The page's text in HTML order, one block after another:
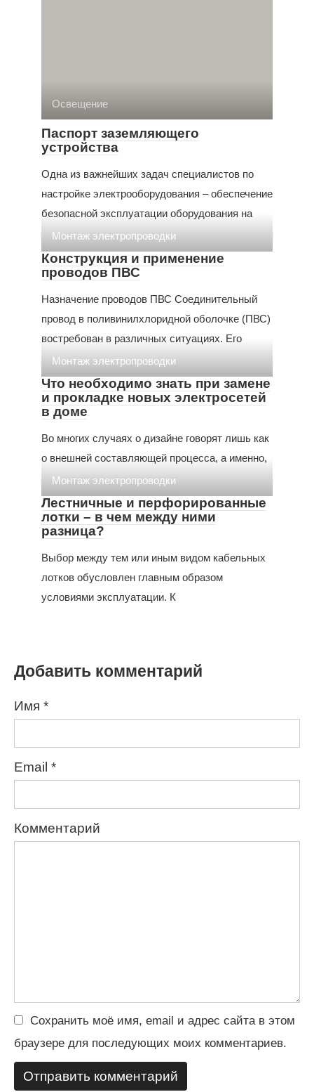
Освещение
Паспорт заземляющего
устройства
Одна из важнейших задач специалистов по
настройке электрооборудования – обеспечение
безопасной эксплуатации оборудования на
Монтаж электропроводки
Конструкция и применение
проводов ПВС
Назначение проводов ПВС Соединительный
провод в поливинилхлоридной оболочке (ПВС)
востребован в различных ситуациях. Его
Монтаж электропроводки
Что необходимо знать при замене
и прокладке новых электросетей
в доме
Во многих случаях о дизайне говорят лишь как
о внешней составляющей процесса, а именно,
Монтаж электропроводки
Лестничные и перфорированные
лотки – в чем между ними
разница?
Выбор между тем или иным видом кабельных
лотков обусловлен главным образом
условиями эксплуатации. К
Добавить комментарий
Имя *
Email *
Комментарий
Сохранить моё имя, email и адрес сайта в этом
браузере для последующих моих комментариев.